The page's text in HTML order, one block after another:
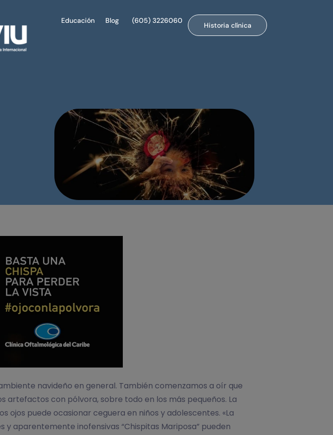
Educación Blog (605) 3226060
Historia clínica
navideño en general. También comenzamos a oír que
artefactos con pólvora, sobre todo en los más pequeños. La
ojos puede ocasionar ceguera en niños y adolescentes. «La
y aparentemente inofensivas “Chispitas Mariposa” pueden